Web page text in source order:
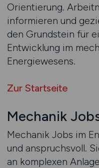
Orientierung.
informieren und
den Grundstein für
Entwicklung im
Energiewesens.
Zur Startseite
Mechanik
Mechanik Jobs im
und anspruchsvoll.
an komplexen